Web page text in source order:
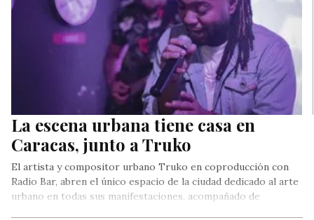
La escena urbana tiene casa en
Caracas, junto a Truko
El artista y compositor urbano Truko en coproducción con
Radio Bar, abren el único espacio de la ciudad dedicado al arte
urbano en todas sus manifestaciones, acompañado de